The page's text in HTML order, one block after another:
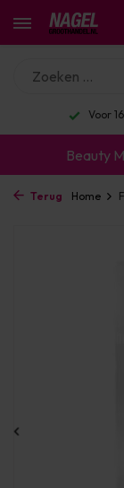
Voor
Beauty
Terug Home